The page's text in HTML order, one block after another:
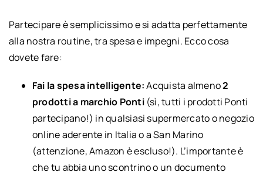
Partecipare è semplicissimo e si adatta perfettamente
alla nostra routine, tra spesa e impegni. Ecco cosa
dovete fare:
Fai la spesa intelligente:Acquista almeno2
prodotti a marchio Ponti(sì, tutti i prodotti Ponti
partecipano!) in qualsiasi supermercato o negozio
online aderente in Italia o a San Marino
(attenzione, Amazon è escluso!). L’importante è
che tu abbia uno scontrino o un documento